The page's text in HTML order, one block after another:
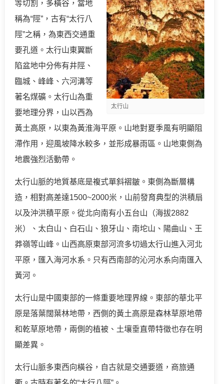
太行山
等切割，多橫谷，當地
稱為“陘”，古有“太行八
陘”之稱，為東西交通重
要孔道。太行山東翼斷
陷盆地中分佈有井陘、
臨城、峰峰、六河溝等
著名煤礦。太行山為重
要地理分界，山以西為
黃土高原，以東為黃淮海平原。山地對夏季風有明顯阻
滯作用，迎風坡降水較多，並形成暴雨區。山地東側為
地震強烈活動帶。
太行山脈的地質基底是複式單斜褶皺。東側為斷層構
造，相對高差達1500~2000米，山前發育典型的洪積扇
以及沖洪積平原。從北向南有小五台山（海拔2882
米）、太白山、白石山、狼牙山、南坨山、陽曲山、王
莽嶺等山峰。山西高原東部河流多切過太行山進入河北
平原，匯入海河水系。只有西南部的沁河水系向南匯入
黃河。
太行山是中國東部的一條重要地理界線。東部的華北平
原是落葉闊葉林地帶，西側的黃土高原是森林草原地帶
和乾草原地帶，兩側的植被、土壤垂直帶特徵也存在明
顯差異。
太行山脈多東西向橫谷，自古就是交通要道，商旅通